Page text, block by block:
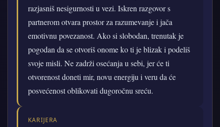
razjasniš nesigurnosti u vezi. Iskren razgovor s
partnerom otvara prostor za razumevanje i jača
emotivnu povezanost. Ako si slobodan, trenutak je
pogodan da se otvoriš onome ko ti je blizak i podeliš
svoje misli. Ne zadrži osećanja u sebi, jer će ti
otvorenost doneti mir, novu energiju i veru da će
posvećenost oblikovati dugoročnu sreću.
KARIJERA